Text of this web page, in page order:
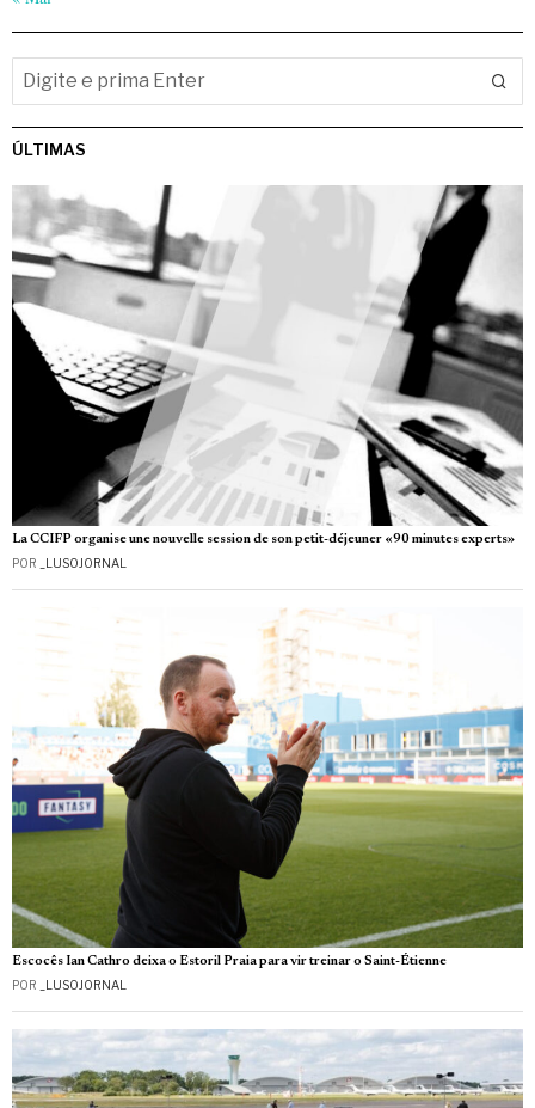
ÚLTIMAS
La CCIFP organise une nouvelle session de son petit-déjeuner «90 minutes experts»
POR _LUSOJORNAL
Escocês Ian Cathro deixa o Estoril Praia para vir treinar o Saint-Étienne
POR _LUSOJORNAL